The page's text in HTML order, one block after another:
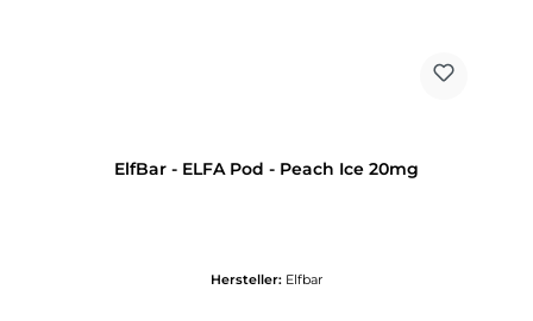
ElfBar - ELFA Pod - Peach Ice 20mg
Hersteller: Elfbar